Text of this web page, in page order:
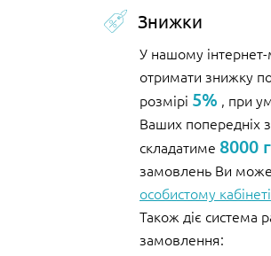
Знижки
У нашому
отримати знижку
розмірі 5% , при
Ваших попередніх
складатиме 8000
замовлень Ви
особистому кабінеті
Також діє система
замовлення: